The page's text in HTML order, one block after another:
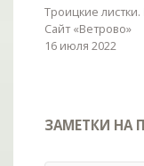
Троицкие
Сайт «Ветрово»
16 июля 2022
ЗАМЕТКИ НА